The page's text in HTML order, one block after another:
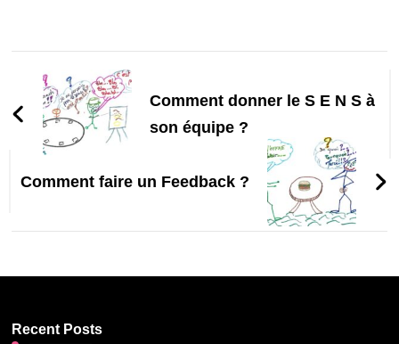
Navigation
d'article
Comment donner le S E N S à
son équipe ?
Comment faire un Feedback ?
Recent Posts